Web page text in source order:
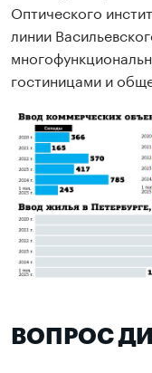
Оптического
линии
гостиницами и
ВОПРОС